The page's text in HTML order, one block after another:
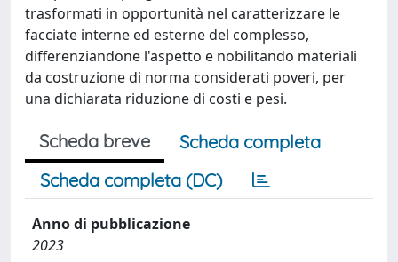
trasformati in opportunità nel caratterizzare le
facciate interne ed esterne del complesso,
differenziandone l'aspetto e nobilitando materiali
da costruzione di norma considerati poveri, per
una dichiarata riduzione di costi e pesi.
Scheda breve
Scheda completa
Scheda completa (DC)
Anno di pubblicazione
2023